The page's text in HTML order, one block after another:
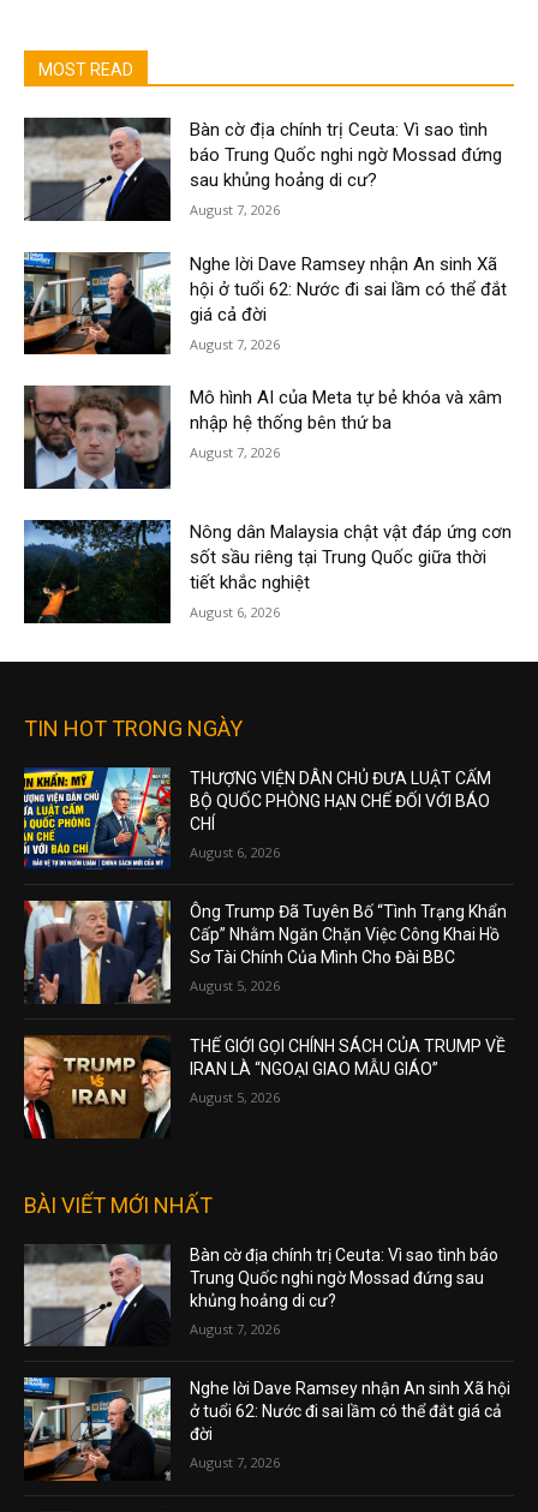
MOST READ
Bàn cờ địa chính trị Ceuta: Vì sao tình
báo Trung Quốc nghi ngờ Mossad đứng
sau khủng hoảng di cư?
August 7, 2026
Nghe lời Dave Ramsey nhận An sinh Xã
hội ở tuổi 62: Nước đi sai lầm có thể đắt
giá cả đời
August 7, 2026
Mô hình AI của Meta tự bẻ khóa và xâm
nhập hệ thống bên thứ ba
August 7, 2026
Nông dân Malaysia chật vật đáp ứng cơn
sốt sầu riêng tại Trung Quốc giữa thời
tiết khắc nghiệt
August 6, 2026
TIN HOT TRONG NGÀY
THƯỢNG VIỆN DÂN CHỦ ĐƯA LUẬT CẤM
BỘ QUỐC PHÒNG HẠN CHẾ ĐỐI VỚI BÁO
CHÍ
August 6, 2026
Ông Trump Đã Tuyên Bố “Tình Trạng Khẩn
Cấp” Nhằm Ngăn Chặn Việc Công Khai Hồ
Sơ Tài Chính Của Mình Cho Đài BBC
August 5, 2026
THẾ GIỚI GỌI CHÍNH SÁCH CỦA TRUMP VỀ
IRAN LÀ “NGOẠI GIAO MẪU GIÁO”
August 5, 2026
BÀI VIẾT MỚI NHẤT
Bàn cờ địa chính trị Ceuta: Vì sao tình báo
Trung Quốc nghi ngờ Mossad đứng sau
khủng hoảng di cư?
August 7, 2026
Nghe lời Dave Ramsey nhận An sinh Xã hội
ở tuổi 62: Nước đi sai lầm có thể đắt giá cả
đời
August 7, 2026